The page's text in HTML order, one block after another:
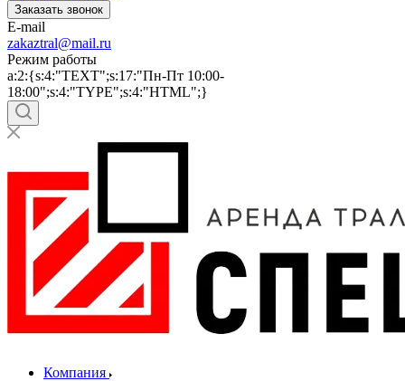
Заказать звонок
E-mail
zakaztral@mail.ru
Режим работы
a:2:{s:4:"TEXT";s:17:"Пн-Пт 10:00-
18:00";s:4:"TYPE";s:4:"HTML";}
Компания